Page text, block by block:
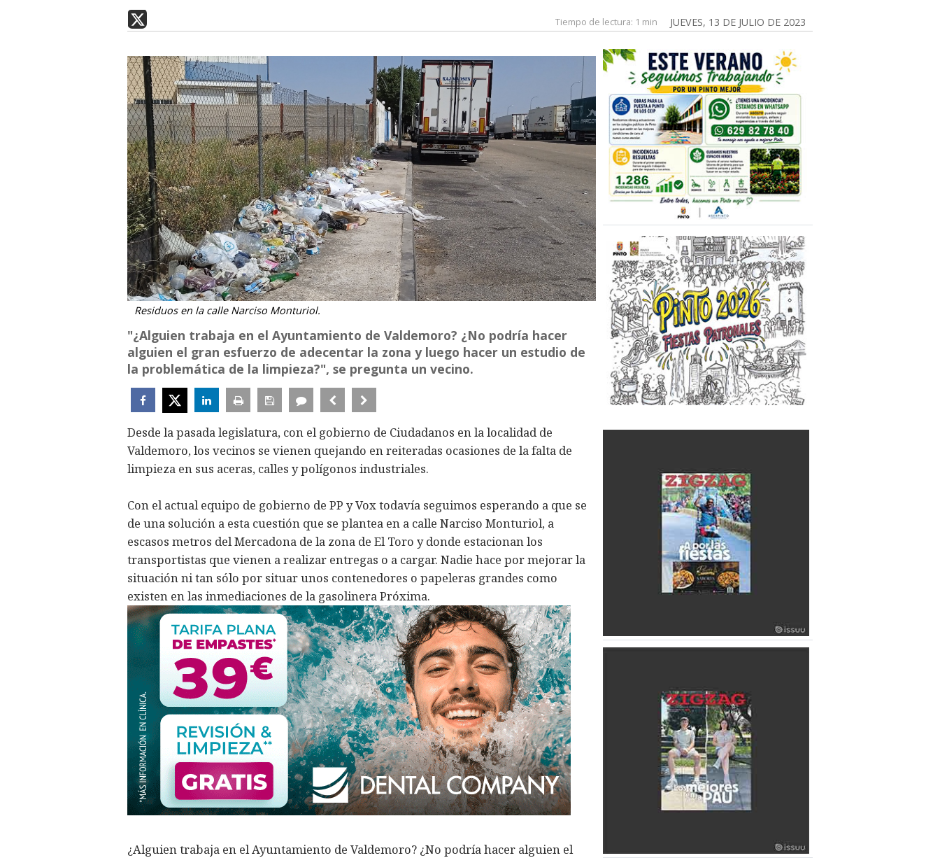
JUEVES, 13 DE JULIO DE 2023
Tiempo de lectura: 1 min
Residuos en la calle Narciso Monturiol.
"¿Alguien trabaja en el Ayuntamiento de Valdemoro? ¿No podría hacer
alguien el gran esfuerzo de adecentar la zona y luego hacer un estudio de
la problemática de la limpieza?", se pregunta un vecino.
Desde la pasada legislatura, con el gobierno de Ciudadanos en la localidad de
Valdemoro, los vecinos se vienen quejando en reiteradas ocasiones de la falta de
limpieza en sus aceras, calles y polígonos industriales.
Con el actual equipo de gobierno de PP y Vox todavía seguimos esperando a que se
de una solución a esta cuestión que se plantea en a calle Narciso Monturiol, a
escasos metros del Mercadona de la zona de El Toro y donde estacionan los
transportistas que vienen a realizar entregas o a cargar. Nadie hace por mejorar la
situación ni tan sólo por situar unos contenedores o papeleras grandes como
existen en las inmediaciones de la gasolinera Próxima.
¿Alguien trabaja en el Ayuntamiento de Valdemoro? ¿No podría hacer alguien el